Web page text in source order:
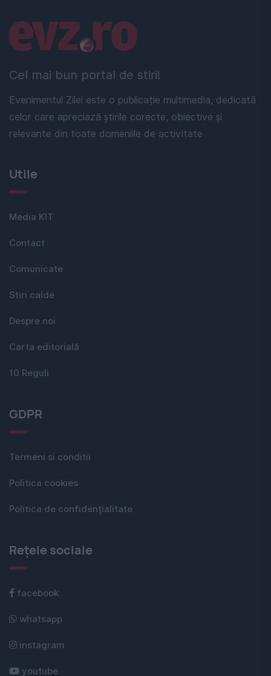
Cel mai bun portal de stiri!
Evenimentul Zilei este o publicație multimedia, dedicată
celor care apreciază știrile corecte, obiective și
relevante din toate domeniile de activitate
Linkuri utile
Utile
Media KIT
Contact
Comunicate
Stiri calde
Despre noi
Carta editorială
10 Reguli
GDPR
Termeni si conditii
Politica cookies
Politica de confidențialitate
Rețele sociale
facebook
whatsapp
instagram
youtube